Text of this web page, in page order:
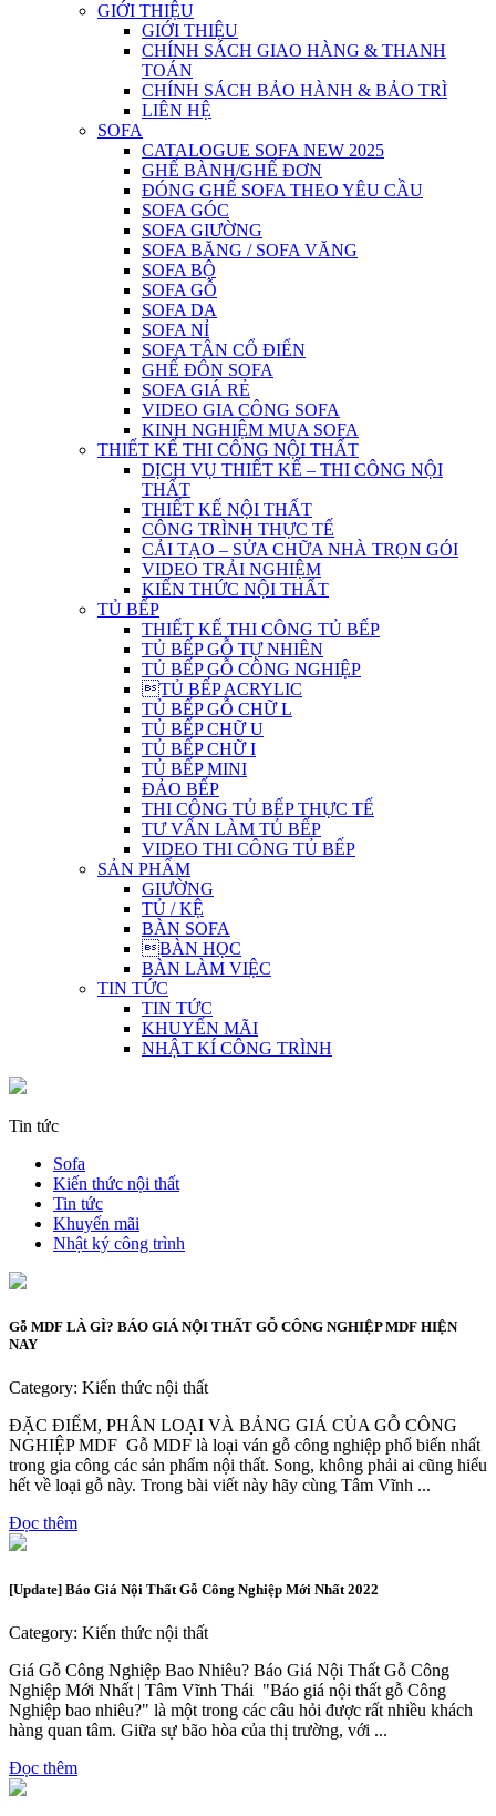
GIỚI THIỆU
GIỚI THIỆU
CHÍNH SÁCH GIAO HÀNG & THANH
TOÁN
CHÍNH SÁCH BẢO HÀNH & BẢO TRÌ
LIÊN HỆ
SOFA
CATALOGUE SOFA NEW 2025
GHẾ BÀNH/GHẾ ĐƠN
ĐÓNG GHẾ SOFA THEO YÊU CẦU
SOFA GÓC
SOFA GIƯỜNG
SOFA BĂNG / SOFA VĂNG
SOFA BỘ
SOFA GỖ
SOFA DA
SOFA NỈ
SOFA TÂN CỔ ĐIỂN
GHẾ ĐÔN SOFA
SOFA GIÁ RẺ
VIDEO GIA CÔNG SOFA
KINH NGHIỆM MUA SOFA
THIẾT KẾ THI CÔNG NỘI THẤT
DỊCH VỤ THIẾT KẾ – THI CÔNG NỘI
THẤT
THIẾT KẾ NỘI THẤT
CÔNG TRÌNH THỰC TẾ
CẢI TẠO – SỬA CHỮA NHÀ TRỌN GÓI
VIDEO TRẢI NGHIỆM
KIẾN THỨC NỘI THẤT
TỦ BẾP
THIẾT KẾ THI CÔNG TỦ BẾP
TỦ BẾP GỖ TỰ NHIÊN
TỦ BẾP GỖ CÔNG NGHIỆP
TỦ BẾP ACRYLIC
TỦ BẾP GỖ CHỮ L
TỦ BẾP CHỮ U
TỦ BẾP CHỮ I
TỦ BẾP MINI
ĐẢO BẾP
THI CÔNG TỦ BẾP THỰC TẾ
TƯ VẤN LÀM TỦ BẾP
VIDEO THI CÔNG TỦ BẾP
SẢN PHẨM
GIƯỜNG
TỦ / KỆ
BÀN SOFA
BÀN HỌC
BÀN LÀM VIỆC
TIN TỨC
TIN TỨC
KHUYẾN MÃI
NHẬT KÍ CÔNG TRÌNH
Tin tức
Sofa
Kiến thức nội thất
Tin tức
Khuyến mãi
Nhật ký công trình
Gỗ MDF LÀ GÌ? BÁO GIÁ NỘI THẤT GỖ CÔNG NGHIỆP MDF HIỆN
NAY
Category: Kiến thức nội thất
ĐẶC ĐIỂM, PHÂN LOẠI VÀ BẢNG GIÁ CỦA GỖ CÔNG
NGHIỆP MDF Gỗ MDF là loại ván gỗ công nghiệp phổ biến nhất
trong gia công các sản phẩm nội thất. Song, không phải ai cũng hiểu
hết về loại gỗ này. Trong bài viết này hãy cùng Tâm Vĩnh ...
Đọc thêm
[Update] Báo Giá Nội Thất Gỗ Công Nghiệp Mới Nhất 2022
Category: Kiến thức nội thất
Giá Gỗ Công Nghiệp Bao Nhiêu? Báo Giá Nội Thất Gỗ Công
Nghiệp Mới Nhất | Tâm Vĩnh Thái "Báo giá nội thất gỗ Công
Nghiệp bao nhiêu?" là một trong các câu hỏi được rất nhiều khách
hàng quan tâm. Giữa sự bão hòa của thị trường, với ...
Đọc thêm